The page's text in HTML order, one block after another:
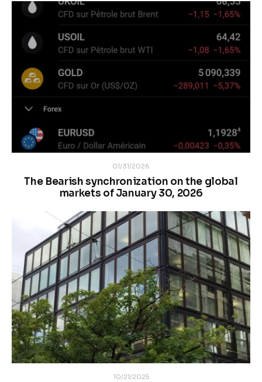
01/31/2026
The Bearish synchronization on the global
markets of January 30, 2026
10/21/2025